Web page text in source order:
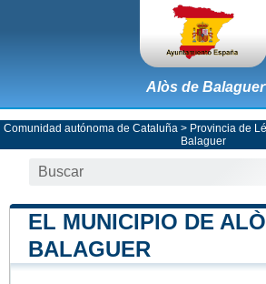
Alòs de Balaguer
Comunidad autónoma de Cataluña > Provincia de
Balaguer
EL MUNICIPIO DE
BALAGUER